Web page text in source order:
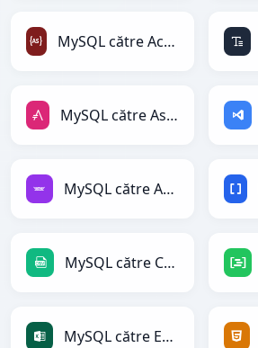
MySQL către ActionScript
MySQL către AsciiDoc
MySQL către Avro
MySQL către CSV
MySQL către Excel